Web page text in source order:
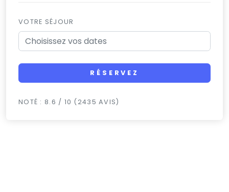
VOTRE SÉJOUR
RÉSERVEZ
NOTÉ : 8.6 / 10 (2435 AVIS)